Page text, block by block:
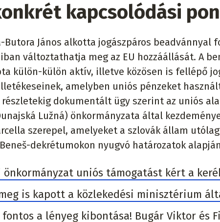
kapcsolódási
Butora János alkotta jogászpáros beadvánnyal
változtathatja meg az EU hozzáállását. A
külön-külön aktív, illetve közösen is fellépő
amelyben uniós pénzeket
részletekig dokumentált ügy szerint az uniós
Lužná) önkormányzata által
szerepel, amelyeket a szlovák állam
dekrétumokon nyugvó határozatok
önkormányzat uniós támogatást kért a
is kapott a közlekedési minisztérium
a lényeg kibontása! Bugár Viktor és